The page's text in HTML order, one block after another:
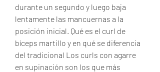
durante un segundo y luego baja
lentamente las mancuernas a la
posición inicial. Qué es el curl de
bíceps martillo y en qué se diferencia
del tradicional Los curls con agarre
en supinación son los que más